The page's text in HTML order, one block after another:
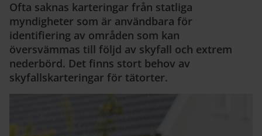
Ofta saknas karteringar från statliga
myndigheter som är användbara för
identifiering av områden som kan
översvämmas till följd av skyfall och extrem
nederbörd. Det finns stort behov av
skyfallskarteringar för tätorter.